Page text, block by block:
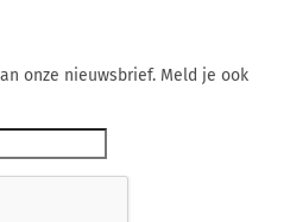
onze nieuwsbrief. Meld je ook